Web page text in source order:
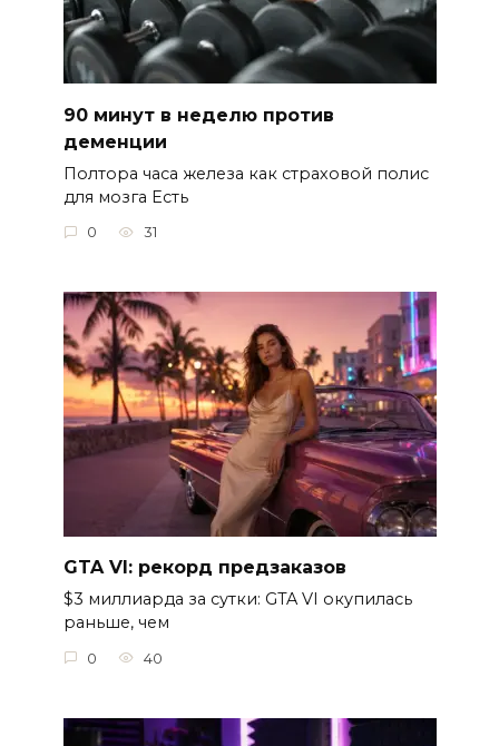
90 минут в неделю против
деменции
Полтора часа железа как страховой полис
для мозга Есть
0 31
GTA VI: рекорд предзаказов
$3 миллиарда за сутки: GTA VI окупилась
раньше, чем
0 40